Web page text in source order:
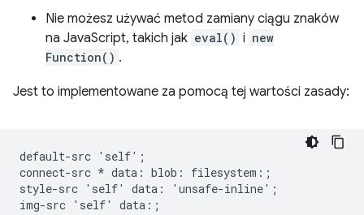
Nie możesz używać metod zamiany ciągu znaków
na JavaScript, takich jak eval() i new
Function() .
Jest to implementowane za pomocą tej wartości zasady:
default-src 'self';
connect-src * data: blob: filesystem:;
style-src 'self' data: 'unsafe-inline';
img-src 'self' data:;